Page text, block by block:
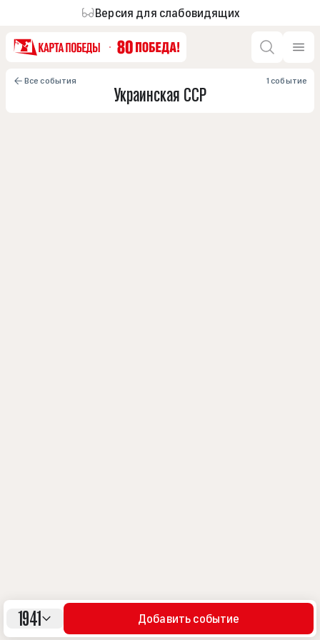
Версия для слабовидящих
1941 Добавить событие
Все события 1 событие
Украинская ССР